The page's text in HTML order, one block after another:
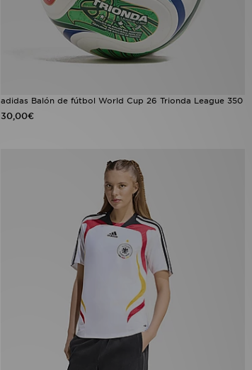
adidas Balón de fútbol World Cup 26 Trionda League 350
30,00€